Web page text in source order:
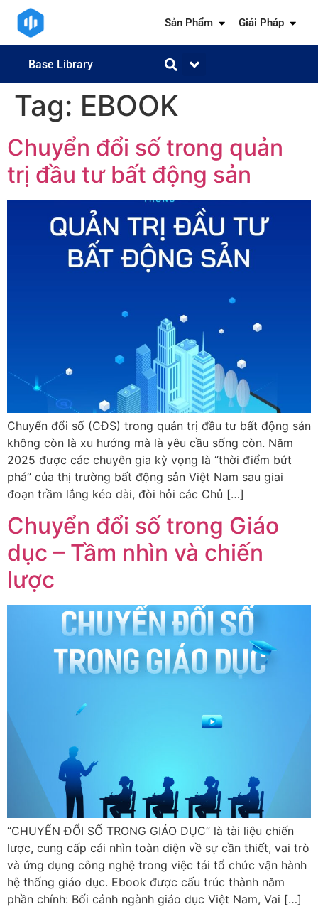
Sản Phẩm Giải Pháp
Base Library
Tag: EBOOK
Chuyển đổi số trong quản
trị đầu tư bất động sản
Chuyển đổi số (CĐS) trong quản trị đầu tư bất động sản
không còn là xu hướng mà là yêu cầu sống còn. Năm
2025 được các chuyên gia kỳ vọng là “thời điểm bứt
phá” của thị trường bất động sản Việt Nam sau giai
đoạn trầm lắng kéo dài, đòi hỏi các Chủ […]
Chuyển đổi số trong Giáo
dục – Tầm nhìn và chiến
lược
“CHUYỂN ĐỔI SỐ TRONG GIÁO DỤC” là tài liệu chiến
lược, cung cấp cái nhìn toàn diện về sự cần thiết, vai trò
và ứng dụng công nghệ trong việc tái tổ chức vận hành
hệ thống giáo dục. Ebook được cấu trúc thành năm
phần chính: Bối cảnh ngành giáo dục Việt Nam, Vai […]